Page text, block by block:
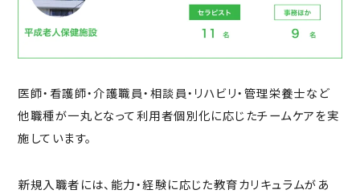
医師・看護師・介護職員・相談員・リハビリ・管理栄養士など
他職種が一丸となって利用者個別化に応じたチームケアを実
施しています。
新規入職者には、能力・経験に応じた教育カリキュラムがあ